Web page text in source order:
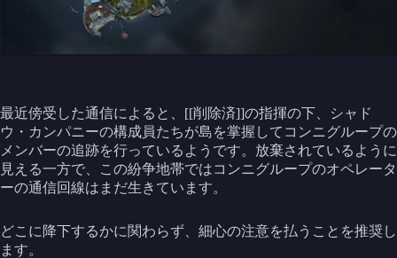
最近傍受した通信によると、[[削除済]]の指揮の下、シャド
ウ・カンパニーの構成員たちが島を掌握してコンニグループの
メンバーの追跡を行っているようです。放棄されているように
見える一方で、この紛争地帯ではコンニグループのオペレータ
ーの通信回線はまだ生きています。
どこに降下するかに関わらず、細心の注意を払うことを推奨し
ます。